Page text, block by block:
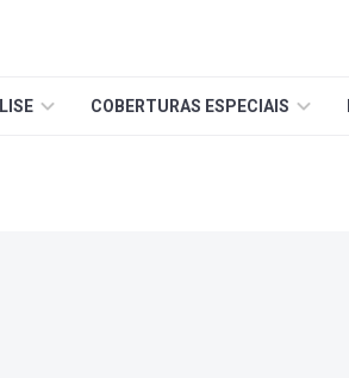
COBERTURAS ESPECIAIS